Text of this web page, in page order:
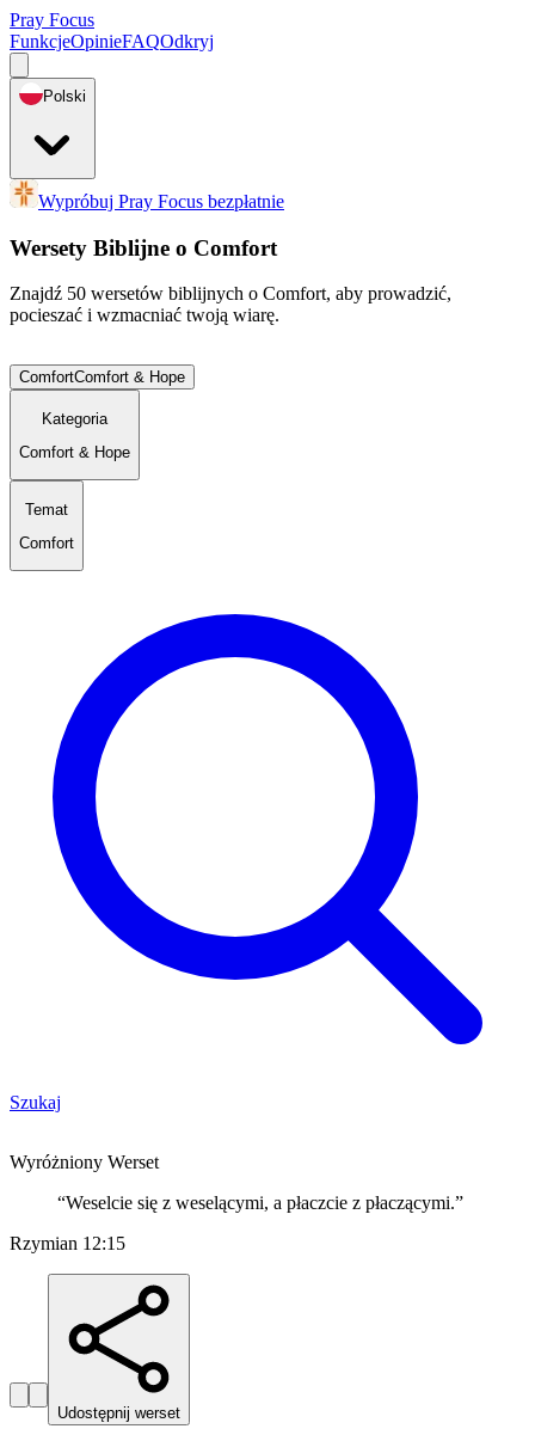
Pray Focus
FunkcjeOpinieFAQOdkryj
Polski
Wypróbuj Pray Focus bezpłatnie
Wersety Biblijne o Comfort
Znajdź 50 wersetów biblijnych o Comfort, aby prowadzić,
pocieszać i wzmacniać twoją wiarę.
ComfortComfort & Hope
Kategoria
Comfort & Hope
Temat
Comfort
Szukaj
Wyróżniony Werset
“Weselcie się z weselącymi, a płaczcie z płaczącymi.”
Rzymian 12:15
Udostępnij werset